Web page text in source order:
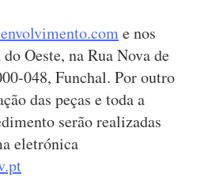
e nos
Oeste, na Rua Nova de
048, Funchal. Por outro
das peças e toda a
serão realizadas
eletrónica